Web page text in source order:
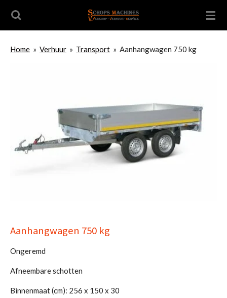
Ga
direct
deHome » Verhuur » Transport » Aanhangwagen 750 kg
Aanhangwagen 750 kg
Ongeremd
Afneembare schotten
Binnenmaat (cm): 256 x 150 x 30